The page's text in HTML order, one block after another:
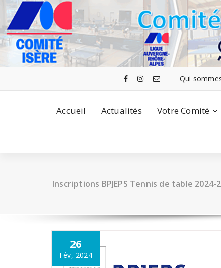
au
contenu
Qui
Accueil Actualités Votre Comité
Inscriptions BPJEPS Tennis de table 2024-
26
Fév, 2024